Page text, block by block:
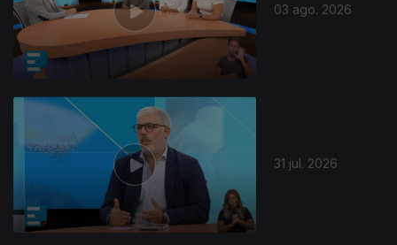
03 ago. 2026
31 jul. 2026